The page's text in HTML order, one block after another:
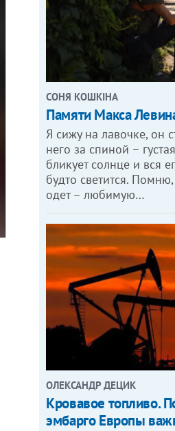
СОНЯ КОШКІНА
Памяти Макса
Я сижу на лавочке, он
него за спиной –
бликует солнце и вся
будто светится.
одет – любимую…
ОЛЕКСАНДР ДЕЦИК
Кровавое топливо.
эмбарго Европы